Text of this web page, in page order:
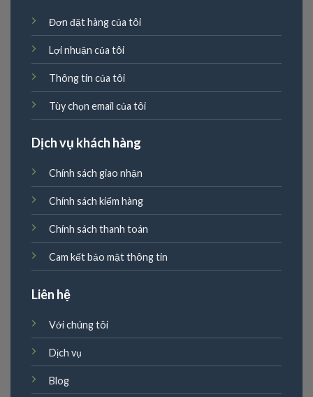
Đơn đặt hàng của tôi
Lợi nhuận của tôi
Thông tin của tôi
Tùy chọn email của tôi
Dịch vụ khách hàng
Chính sách giao nhận
Chính sách kiểm hàng
Chính sách thanh toán
Cam kết bảo mật thông tin
Liên hệ
Với chúng tôi
Dịch vụ
Blog